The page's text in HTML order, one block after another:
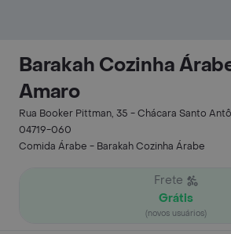
Barakah Cozinha
Amaro
Rua Booker Pittman, 35 - Chácara Santo
04719-060
Comida Árabe - Barakah Cozinha Árabe
Frete
Grátis
(novos usuários)